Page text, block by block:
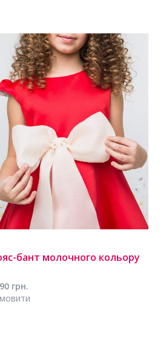
бант молочного кольору
грн.